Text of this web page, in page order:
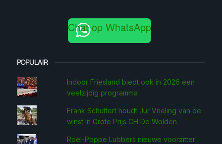
Chat op WhatsApp
POPULAIR
Indoor Friesland biedt ook in 2026 een
veelzijdig programma
Frank Schuttert houdt Jur Vrieling van de
winst in Grote Prijs CH De Wolden
Roel-Poppe Lubbers nieuwe voorzitter